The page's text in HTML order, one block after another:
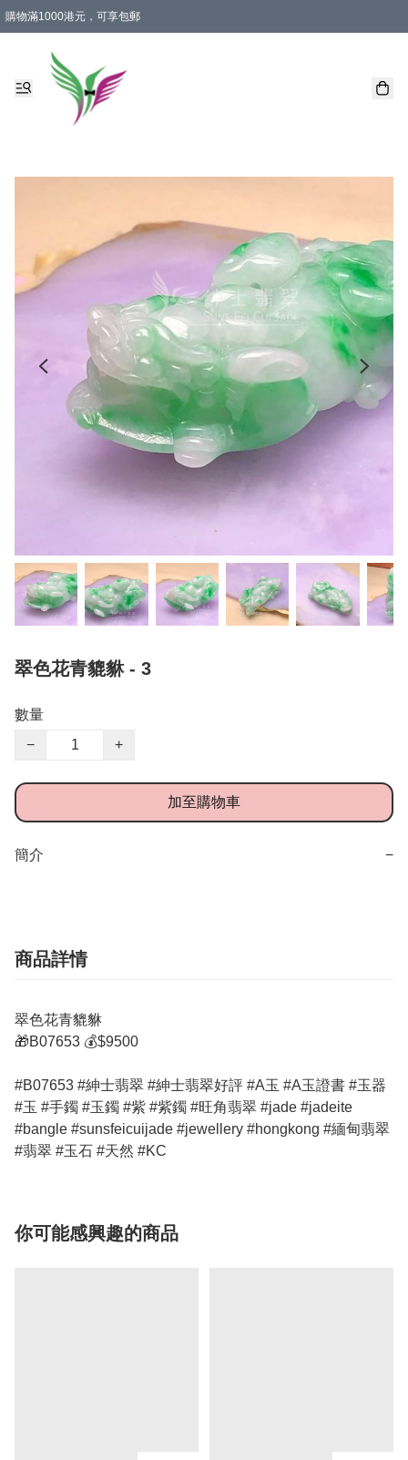
購物滿1000港元，可享包郵
翠色花青貔貅 - 3
數量
−
+
加至購物車
簡介 −
商品詳情
翠色花青貔貅
🎁B07653 💰$9500
#B07653 #紳士翡翠 #紳士翡翠好評 #A玉 #A玉證書 #玉器
#玉 #手鐲 #玉鐲 #紫 #紫鐲 #旺角翡翠 #jade #jadeite
#bangle #sunsfeicuijade #jewellery #hongkong #緬甸翡翠
#翡翠 #玉石 #天然 #KC
你可能感興趣的商品